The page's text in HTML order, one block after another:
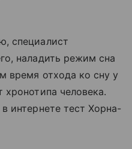
специалист
наладить режим сна
время отхода ко сну у
хронотипа человека.
интернете тест Хорна-